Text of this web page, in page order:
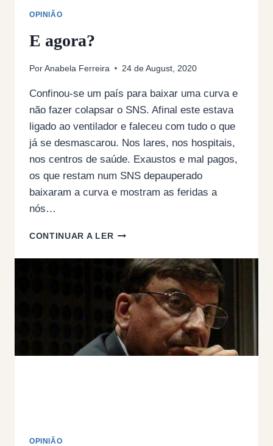
OPINIÃO
E agora?
Por Anabela Ferreira 24 de August, 2020
Confinou-se um país para baixar uma curva e
não fazer colapsar o SNS. Afinal este estava
ligado ao ventilador e faleceu com tudo o que
já se desmascarou. Nos lares, nos hospitais,
nos centros de saúde. Exaustos e mal pagos,
os que restam num SNS depauperado
baixaram a curva e mostram as feridas a
nós…
CONTINUAR A LERE
OPINIÃO